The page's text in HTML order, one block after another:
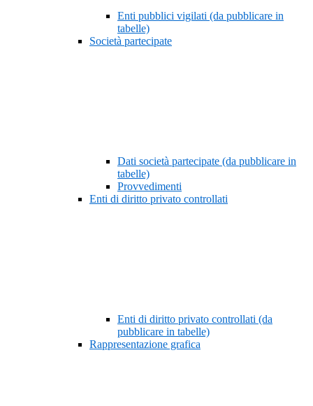
Enti pubblici vigilati (da pubblicare in
tabelle)
Società partecipate
Dati società partecipate (da pubblicare in
tabelle)
Provvedimenti
Enti di diritto privato controllati
Enti di diritto privato controllati (da
pubblicare in tabelle)
Rappresentazione grafica